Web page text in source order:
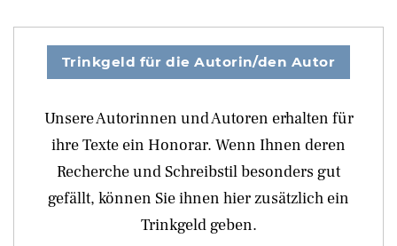
Trinkgeld für die Autorin/den Autor
Unsere Autorinnen und Autoren erhalten für
ihre Texte ein Honorar. Wenn Ihnen deren
Recherche und Schreibstil besonders gut
gefällt, können Sie ihnen hier zusätzlich ein
Trinkgeld geben.